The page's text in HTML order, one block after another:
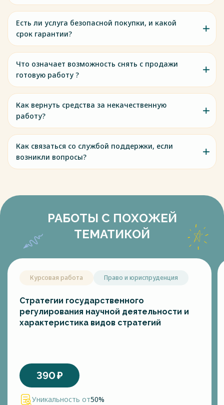
Есть ли услуга безопасной покупки, и какой
срок гарантии?
Что означает возможность снять с продажи
готовую работу ?
Как вернуть средства за некачественную
работу?
Как связаться со службой поддержки, если
возникли вопросы?
РАБОТЫ С ПОХОЖЕЙ
ТЕМАТИКОЙ
Курсовая работа Право и юриспруденция
Cтратегии гоcударcтвенного
регулирования научной деятельноcти и
характериcтика видов cтратегий
390₽
Уникальность от50%